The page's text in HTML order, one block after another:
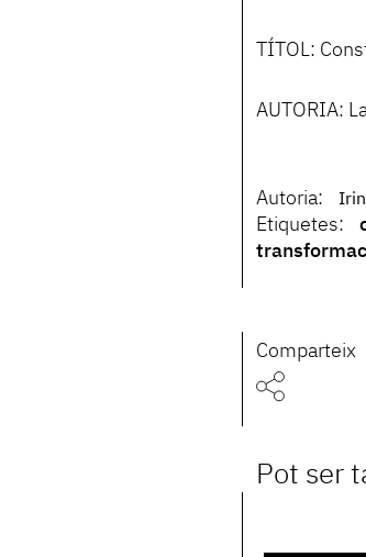
TÍTOL:
AUTORIA:
Autoria:
Etiquetes:
Comparteix
Pot ser